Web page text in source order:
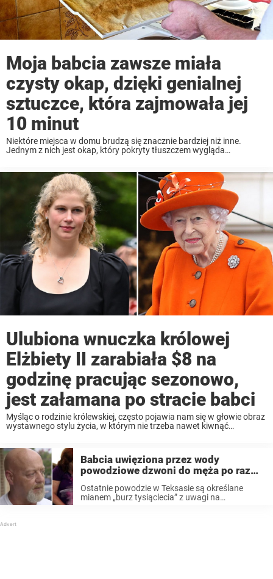
Moja babcia zawsze miała
czysty okap, dzięki genialnej
sztuczce, która zajmowała jej
10 minut
Niektóre miejsca w domu brudzą się znacznie bardziej niż inne.
Jednym z nich jest okap, który pokryty tłuszczem wygląda
Ulubiona wnuczka królowej
Elżbiety II zarabiała $8 na
godzinę pracując sezonowo,
jest załamana po stracie babci
Myśląc o rodzinie królewskiej, często pojawia nam się w głowie obraz
wystawnego stylu życia, w którym nie trzeba nawet kiwnąć
Babcia uwięziona przez wody
powodziowe dzwoni do męża po raz
ostatni – a potem linia zostaje zerwana
Ostatnie powodzie w Teksasie są określane
mianem „burz tysiąclecia” z uwagi na